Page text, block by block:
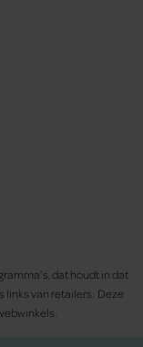
dat houdt in dat
links van retailers. Deze